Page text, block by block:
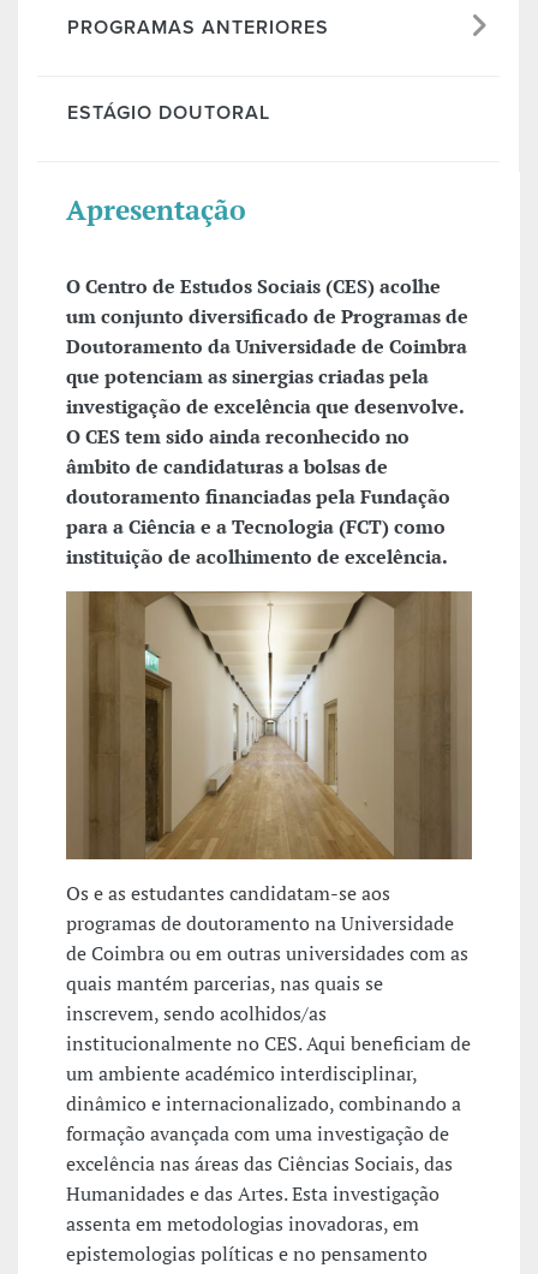
PROGRAMAS ANTERIORES
ESTÁGIO DOUTORAL
Apresentação
O Centro de Estudos Sociais (CES) acolhe
um conjunto diversificado de Programas de
Doutoramento da Universidade de Coimbra
que potenciam as sinergias criadas pela
investigação de excelência que desenvolve.
O CES tem sido ainda reconhecido no
âmbito de candidaturas a bolsas de
doutoramento financiadas pela Fundação
para a Ciência e a Tecnologia (FCT) como
instituição de acolhimento de excelência.
Os e as estudantes candidatam-se aos
programas de doutoramento na Universidade
de Coimbra ou em outras universidades com as
quais mantém parcerias, nas quais se
inscrevem, sendo acolhidos/as
institucionalmente no CES. Aqui beneficiam de
um ambiente académico interdisciplinar,
dinâmico e internacionalizado, combinando a
formação avançada com uma investigação de
excelência nas áreas das Ciências Sociais, das
Humanidades e das Artes. Esta investigação
assenta em metodologias inovadoras, em
epistemologias políticas e no pensamento